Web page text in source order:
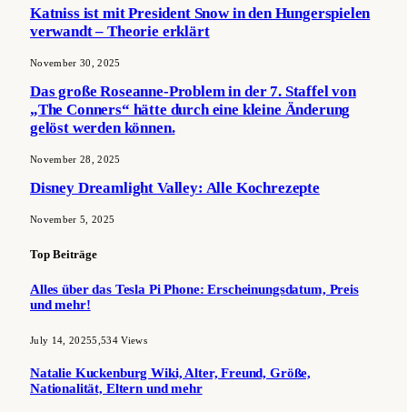
Katniss ist mit President Snow in den Hungerspielen
verwandt – Theorie erklärt
November 30, 2025
Das große Roseanne-Problem in der 7. Staffel von
„The Conners“ hätte durch eine kleine Änderung
gelöst werden können.
November 28, 2025
Disney Dreamlight Valley: Alle Kochrezepte
November 5, 2025
Top Beiträge
Alles über das Tesla Pi Phone: Erscheinungsdatum, Preis
und mehr!
July 14, 20255,534Views
Natalie Kuckenburg Wiki, Alter, Freund, Größe,
Nationalität, Eltern und mehr